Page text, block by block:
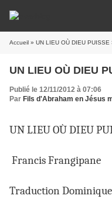
Accueil » UN LIEU OÙ DIEU PUISSE
UN LIEU OÙ DIEU
Publié le 12/11/2012 à 07:06
Par Fils d'Abraham en Jésus
UN LIEU OÙ DIEU
Francis Frangipane
Traduction